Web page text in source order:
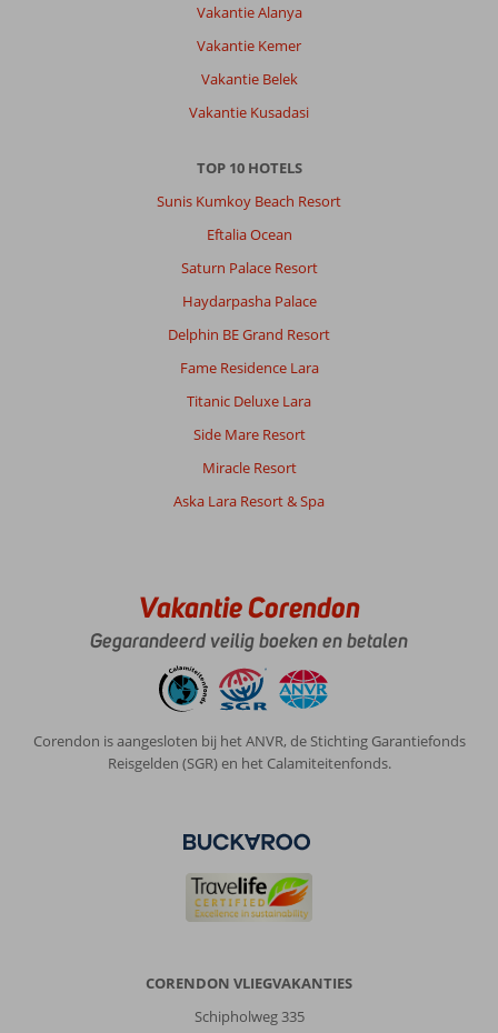
Vakantie Alanya
Vakantie Kemer
Vakantie Belek
Vakantie Kusadasi
TOP 10 HOTELS
Sunis Kumkoy Beach Resort
Eftalia Ocean
Saturn Palace Resort
Haydarpasha Palace
Delphin BE Grand Resort
Fame Residence Lara
Titanic Deluxe Lara
Side Mare Resort
Miracle Resort
Aska Lara Resort & Spa
Vakantie Corendon
Gegarandeerd veilig boeken en betalen
Corendon is aangesloten bij het ANVR, de Stichting Garantiefonds
Reisgelden (SGR) en het Calamiteitenfonds.
CORENDON VLIEGVAKANTIES
Schipholweg 335